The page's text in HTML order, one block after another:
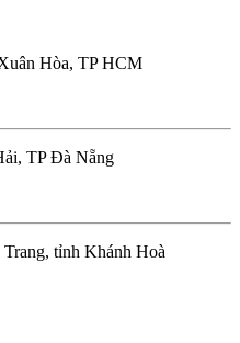
Hòa, TP HCM
TP Đà Nẵng
tỉnh Khánh Hoà